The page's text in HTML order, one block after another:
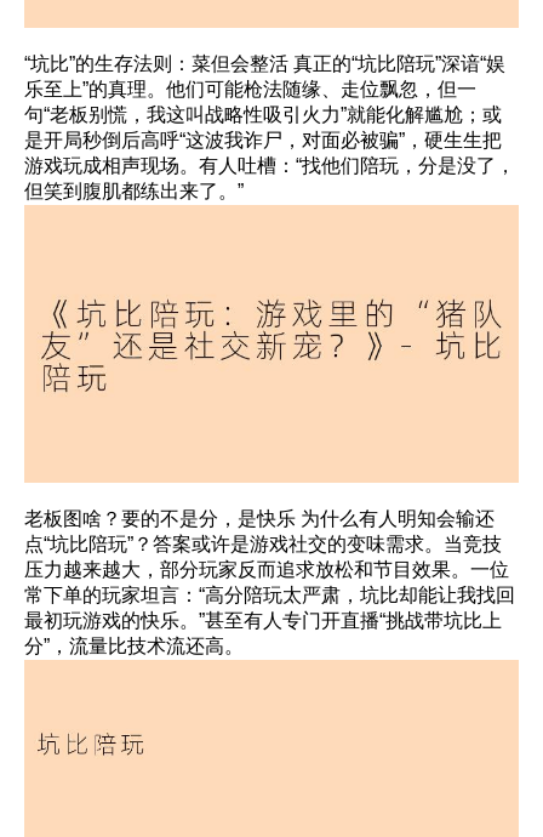
“坑比”的生存法则：菜但会整活 真正的“坑比陪玩”深谙“娱
乐至上”的真理。他们可能枪法随缘、走位飘忽，但一
句“老板别慌，我这叫战略性吸引火力”就能化解尴尬；或
是开局秒倒后高呼“这波我诈尸，对面必被骗”，硬生生把
游戏玩成相声现场。有人吐槽：“找他们陪玩，分是没了，
但笑到腹肌都练出来了。”
老板图啥？要的不是分，是快乐 为什么有人明知会输还
点“坑比陪玩”？答案或许是游戏社交的变味需求。当竞技
压力越来越大，部分玩家反而追求放松和节目效果。一位
常下单的玩家坦言：“高分陪玩太严肃，坑比却能让我找回
最初玩游戏的快乐。”甚至有人专门开直播“挑战带坑比上
分”，流量比技术流还高。